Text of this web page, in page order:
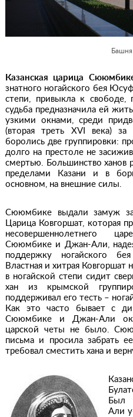
Казанская царица
знатного ногайского бея
степи, привыкла к свободе,
судьба предназначила ей
узкими окнами, среди
(вторая треть XVI века) за
боролись две группировки:
долго на престоле не
смертью. Большинство ханов
пределами Казани и в
основном, на внешние силы.
Сююмбике выдали замуж за
Царица Ковгоршат, которая
несовершеннолетнего
Сююмбике и Джан-Али,
поддержку ногайского
Властная и хитрая Ковгоршат
в ногайской степи сидит
хан из крымской
поддерживал его тесть –
Как это часто бывает с
Сююмбике и Джан-Али
царской четы не было.
письма и просила забрать
требовал сместить хана и
Был
Али